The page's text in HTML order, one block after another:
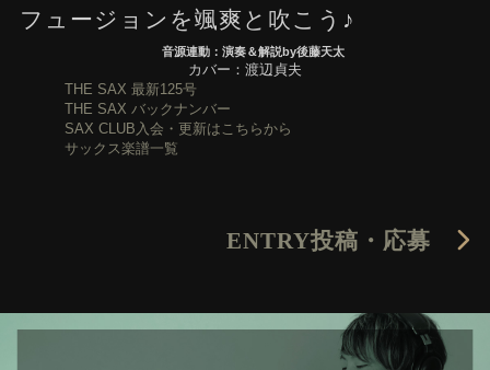
フュージョンを颯爽と吹こう♪
音源連動：演奏＆解説by後藤天太
カバー：渡辺貞夫
THE SAX 最新125号
THE SAX バックナンバー
SAX CLUB入会・更新はこちらから
サックス楽譜一覧
ENTRY投稿・応募